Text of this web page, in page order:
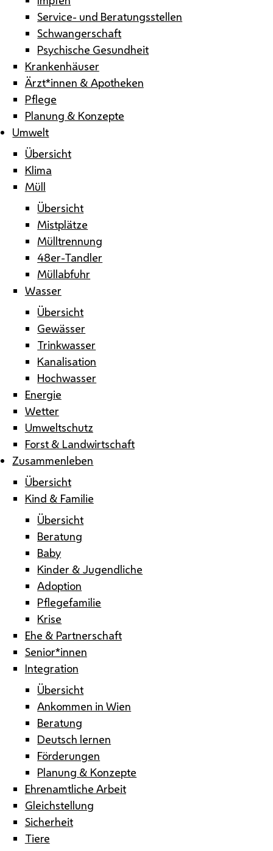
Service- und Beratungsstellen
Schwangerschaft
Psychische Gesundheit
Krankenhäuser
Ärzt*innen & Apotheken
Pflege
Planung & Konzepte
Umwelt
Übersicht
Klima
Müll
Übersicht
Mistplätze
Mülltrennung
48er-Tandler
Müllabfuhr
Wasser
Übersicht
Gewässer
Trinkwasser
Kanalisation
Hochwasser
Energie
Wetter
Umweltschutz
Forst & Landwirtschaft
Zusammenleben
Übersicht
Kind & Familie
Übersicht
Beratung
Baby
Kinder & Jugendliche
Adoption
Pflegefamilie
Krise
Ehe & Partnerschaft
Senior*innen
Integration
Übersicht
Ankommen in Wien
Beratung
Deutsch lernen
Förderungen
Planung & Konzepte
Ehrenamtliche Arbeit
Gleichstellung
Sicherheit
Tiere